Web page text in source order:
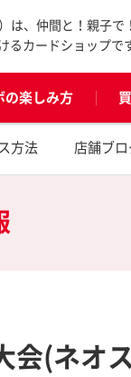
は、仲間と！親子で
るカードショップで
の楽しみ方
方法 店舗ブ
会(ネオ